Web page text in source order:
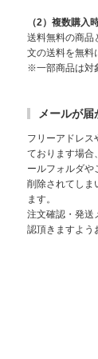
（2）複数購入
送料無料の商品
文の送料を無料
※一部商品は対
メールが
フリーアドレス
ております場合
ールフォルダや
削除されてしま
ます。
注文確認・発送
認頂きますよう